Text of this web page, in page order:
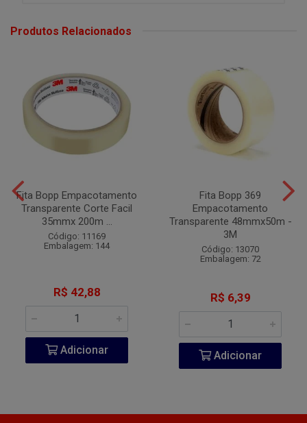
Produtos Relacionados
Fita Bopp Empacotamento
Transparente Corte Facil
35mmx 200m ...
Código: 11169
Embalagem: 144
R$ 42,88
Adicionar
Fita Bopp 369
Empacotamento
Transparente 48mmx50m -
3M
Código: 13070
Embalagem: 72
R$ 6,39
Adicionar